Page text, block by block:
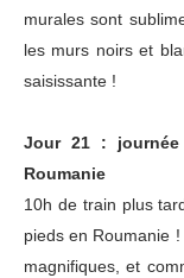
murales sont
les murs noirs et
saisissante !
Jour 21 :
Roumanie
10h de train plus
pieds en Roumanie
magnifiques, et